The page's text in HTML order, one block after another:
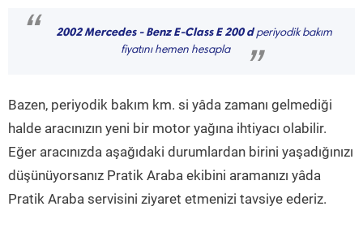
“ 2002 Mercedes - Benz E-Class E 200 dperiyodik bakım
fiyatını hemen hesapla
”
Bazen, periyodik bakım km. si yâda zamanı gelmediği
halde aracınızın yeni bir motor yağına ihtiyacı olabilir.
Eğer aracınızda aşağıdaki durumlardan birini yaşadığınızı
düşünüyorsanız Pratik Araba ekibini aramanızı yâda
Pratik Araba servisini ziyaret etmenizi tavsiye ederiz.